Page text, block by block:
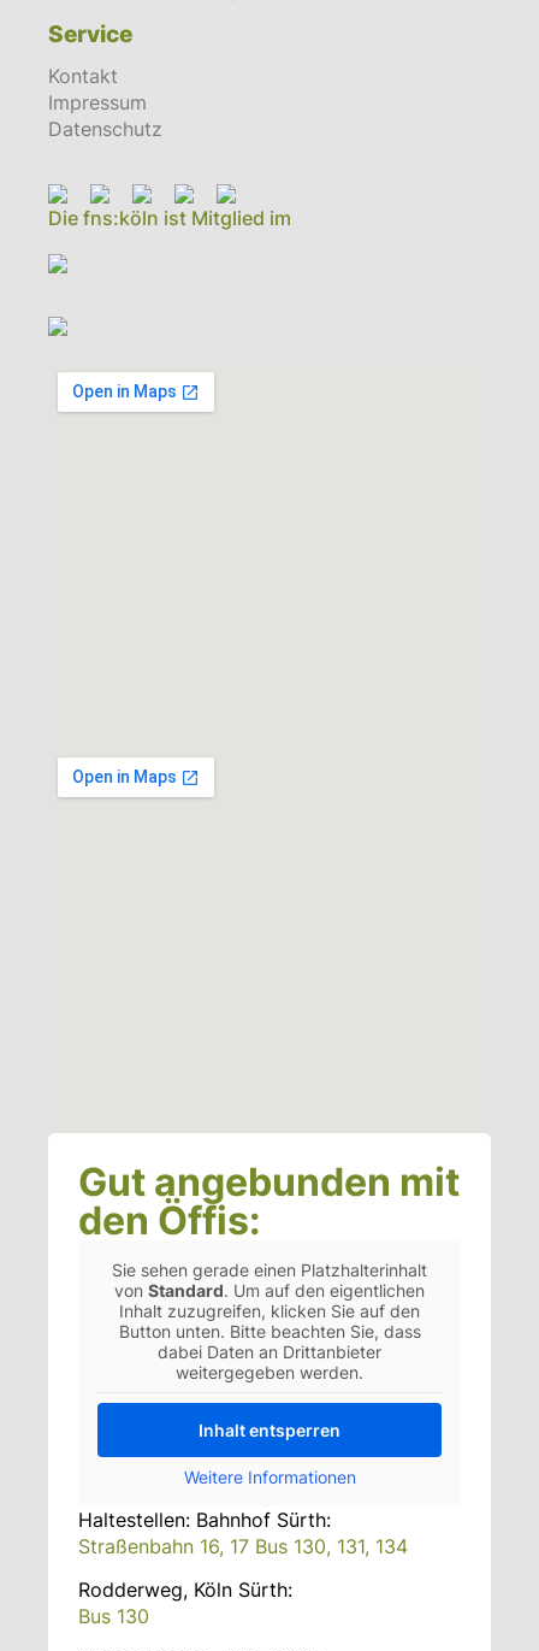
Service
Kontakt
Impressum
Datenschutz
Die fns:köln ist Mitglied im
Gut angebunden mit
den Öffis:
Sie sehen gerade einen Platzhalterinhalt
von Standard. Um auf den eigentlichen
Inhalt zuzugreifen, klicken Sie auf den
Button unten. Bitte beachten Sie, dass
dabei Daten an Drittanbieter
weitergegeben werden.
Inhalt entsperren
Weitere Informationen
Haltestellen: Bahnhof Sürth:
Straßenbahn 16, 17 Bus 130, 131, 134
Rodderweg, Köln Sürth:
Bus 130